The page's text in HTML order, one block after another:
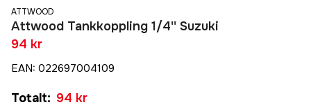
ATTWOOD
Attwood Tankkoppling 1/4'' Suzuki
94 kr
EAN: 022697004109
Totalt: 94 kr